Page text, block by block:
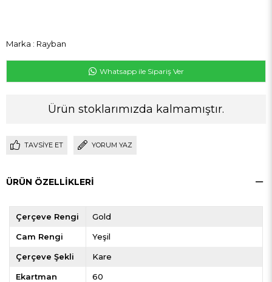
Marka : Rayban
Whatsapp ile Sipariş Ver
Ürün stoklarımızda kalmamıştır.
TAVSIYE ET YORUM YAZ
ÜRÜN ÖZELLIKLERI
Çerçeve Rengi Gold
Cam Rengi Yeşil
Çerçeve Şekli Kare
Ekartman 60